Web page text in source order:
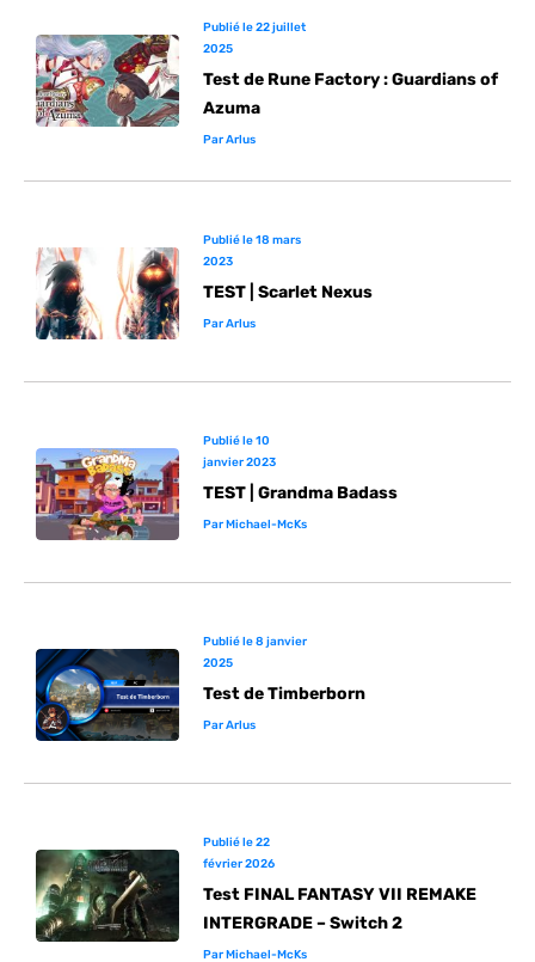
Publié le22 juillet
2025
Test de Rune Factory : Guardians of
Azuma
ParArlus
Publié le18 mars
2023
TEST | Scarlet Nexus
ParArlus
Publié le10
janvier 2023
TEST | Grandma Badass
ParMichael-McKs
Publié le8 janvier
2025
Test de Timberborn
ParArlus
Publié le22
février 2026
Test FINAL FANTASY VII REMAKE
INTERGRADE – Switch 2
ParMichael-McKs